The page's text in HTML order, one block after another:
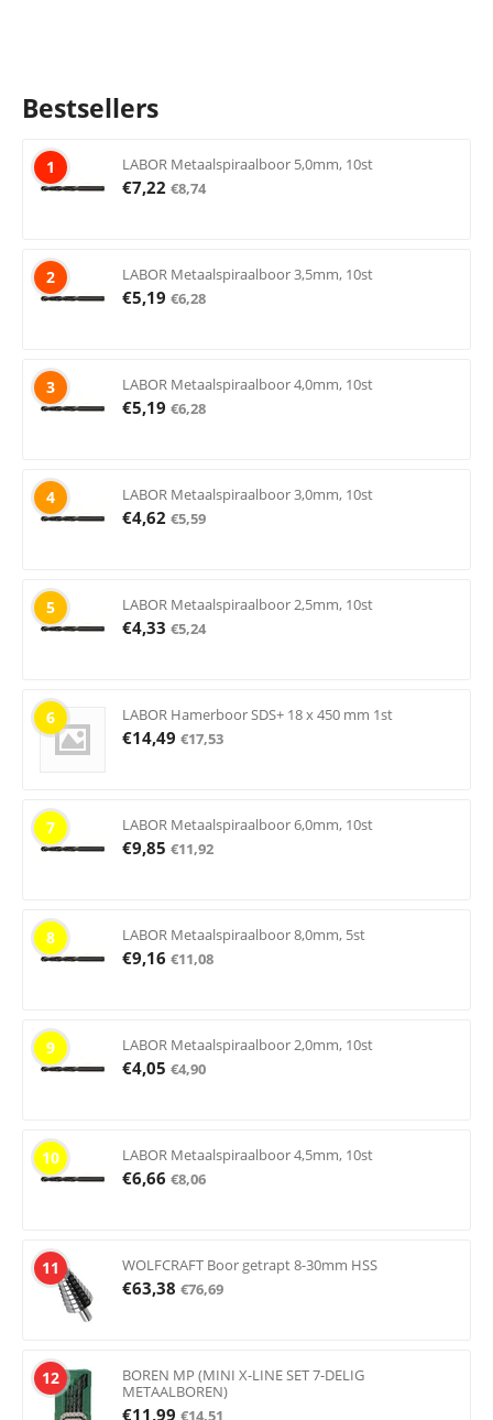
Bestsellers
1 LABOR Metaalspiraalboor 5,0mm, 10st
€7,22 €8,74
2 LABOR Metaalspiraalboor 3,5mm, 10st
€5,19 €6,28
3 LABOR Metaalspiraalboor 4,0mm, 10st
€5,19 €6,28
4 LABOR Metaalspiraalboor 3,0mm, 10st
€4,62 €5,59
5 LABOR Metaalspiraalboor 2,5mm, 10st
€4,33 €5,24
6 LABOR Hamerboor SDS+ 18 x 450 mm 1st
€14,49 €17,53
7 LABOR Metaalspiraalboor 6,0mm, 10st
€9,85 €11,92
8 LABOR Metaalspiraalboor 8,0mm, 5st
€9,16 €11,08
9 LABOR Metaalspiraalboor 2,0mm, 10st
€4,05 €4,90
10 LABOR Metaalspiraalboor 4,5mm, 10st
€6,66 €8,06
11 WOLFCRAFT Boor getrapt 8-30mm HSS
€63,38 €76,69
12
BOREN MP (MINI X-LINE SET 7-DELIG
METAALBOREN)
€11,99 €14,51